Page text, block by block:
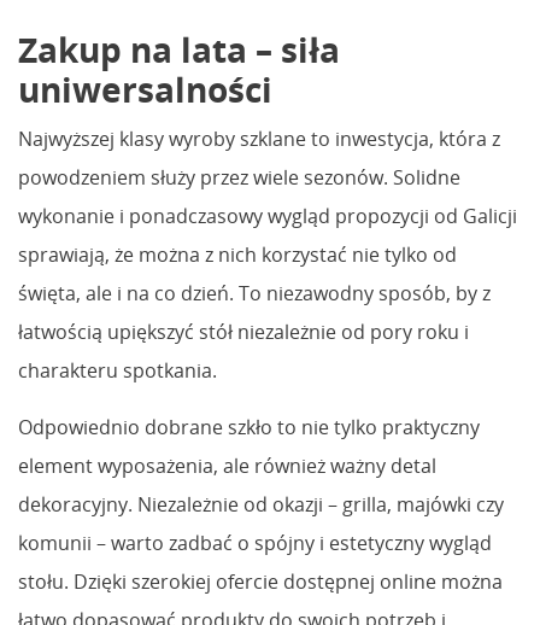
Zakup na lata – siła
uniwersalności
Najwyższej klasy wyroby szklane to inwestycja, która z
powodzeniem służy przez wiele sezonów. Solidne
wykonanie i ponadczasowy wygląd propozycji od Galicji
sprawiają, że można z nich korzystać nie tylko od
święta, ale i na co dzień. To niezawodny sposób, by z
łatwością upiększyć stół niezależnie od pory roku i
charakteru spotkania.
Odpowiednio dobrane szkło to nie tylko praktyczny
element wyposażenia, ale również ważny detal
dekoracyjny. Niezależnie od okazji – grilla, majówki czy
komunii – warto zadbać o spójny i estetyczny wygląd
stołu. Dzięki szerokiej ofercie dostępnej online można